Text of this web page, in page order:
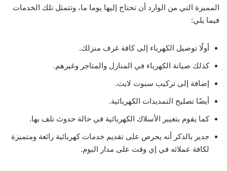
المميزة التي من الوارد أن تحتاج إليها يوما ما، وتتمثل تلك الخدمات
فيما يلي:
أولًا توصيل الكهرباء إلى كافة غرف منزلك.
كذلك صيانة الكهرباء في المنازل والمتاجر وغيرهم.
إضافة إلى تركيب سبوت لايت.
أيضًا تصليح التمديدات الكهربائية.
كما يقوم بتغيير الأسلاك الكهربائية في حالة حدوث تلف بها.
جدير بالذكر أنه يحرص على تقديم خدمات كهربائية رائعة ومتميزة
لكافة عملائه في إي وقت على مدار اليوم.